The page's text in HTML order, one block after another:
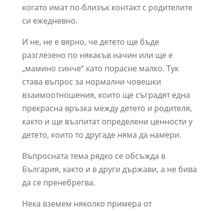
когато имат по-близък контакт с родителите
си ежедневно.
И не, не е вярно, че детето ще бъде
разглезено по някакъв начин или ще е
„мамино синче“ като порасне малко. Тук
става въпрос за нормални човешки
взаимоотношения, които ще съградят една
прекрасна връзка между детето и родителя,
както и ще възпитат определени ценности у
детето, които то другаде няма да намери.
Въпросната тема рядко се обсъжда в
България, както и в други държави, а не бива
да се пренебрегва.
Нека вземем няколко примера от